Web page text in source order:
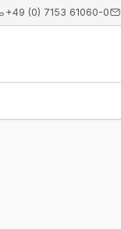
+49 (0) 7153 61060-0